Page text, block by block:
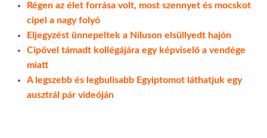
Régen az élet forrása volt, most szennyet és mocskot
cipel a nagy folyó
Eljegyzést ünnepeltek a Níluson elsüllyedt hajón
Cipővel támadt kollégájára egy képviselő a vendége
miatt
A legszebb és legbulisabb Egyiptomot láthatjuk egy
ausztrál pár videóján